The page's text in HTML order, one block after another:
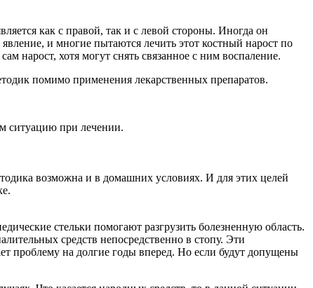
как с правой, так и с левой стороны. Иногда он
и многие пытаются лечить этот костный нарост по
нарост, хотя могут снять связанное с ним воспаление.
помимо применения лекарственных препаратов.
ситуацию при лечении.
возможна и в домашних условиях. И для этих целей
стельки помогают разгрузить болезненную область.
средств непосредственно в стопу. Эти
проблему на долгие годы вперед. Но если будут допущены